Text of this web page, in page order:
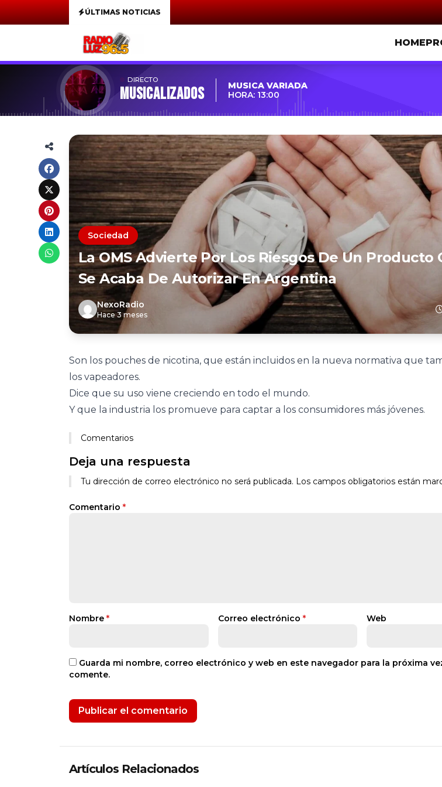
ÚLTIMAS NOTICIAS
HOME
DIRECTO
MUSICALIZADOS
MUSICA VARIADA
HORA: 13:00
Sociedad
La OMS Advierte Por Los Riesgos De Un Producto
Se Acaba De Autorizar En Argentina
NexoRadio
Hace 3 meses
Son los pouches de nicotina, que están incluidos en la nueva normativa que
los vapeadores.
Dice que su uso viene creciendo en todo el mundo.
Y que la industria los promueve para captar a los consumidores más jóvenes.
Comentarios
Deja una respuesta
Tu dirección de correo electrónico no será publicada. Los campos obligatorios están
Comentario *
Nombre * Correo electrónico * Web
Guarda mi nombre, correo electrónico y web en este navegador para la próxima
comente.
Artículos Relacionados